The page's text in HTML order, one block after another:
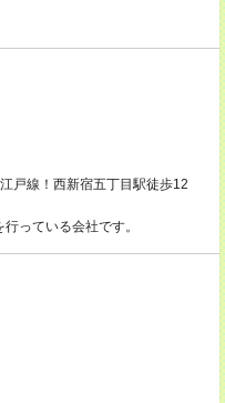
線！西新宿五丁目駅徒歩12
っている会社です。